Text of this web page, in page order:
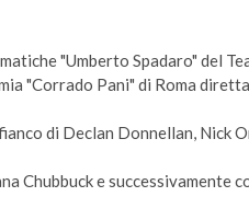
"Umberto Spadaro" del
"Corrado Pani" di Roma
di Declan Donnellan, Nick
Chubbuck e successivamente